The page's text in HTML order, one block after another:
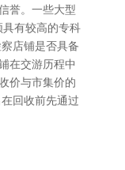
誉。一些大型
具有较高的专科
店铺是否具备
在交游历程中
价与市集价的
回收前先通过